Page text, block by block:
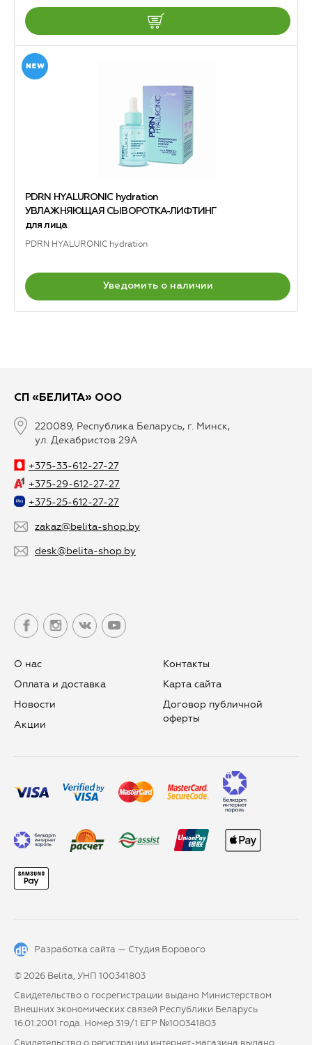
PDRN HYALURONIC hydration
УВЛАЖНЯЮЩАЯ СЫВОРОТКА-ЛИФТИНГ
для лица
PDRN HYALURONIC hydration
Уведомить о наличии
СП «БЕЛИТА» ООО
220089, Республика Беларусь, г. Минск,
ул. Декабристов 29А
+375-33-612-27-27
+375-29-612-27-27
+375-25-612-27-27
zakaz@belita-shop.by
desk@belita-shop.by
О нас
Оплата и доставка
Новости
Aкции
Контакты
Карта сайта
Договор публичной
оферты
Разработка сайта — Студия Борового
© 2026 Belita, УНП 100341803
Свидетельство о госрегистрации выдано Министерством
Внешних экономических связей Республики Беларусь
16.01.2001 года. Номер 319/1 ЕГР №100341803
Свидетельство о регистрации интернет-магазина выдано